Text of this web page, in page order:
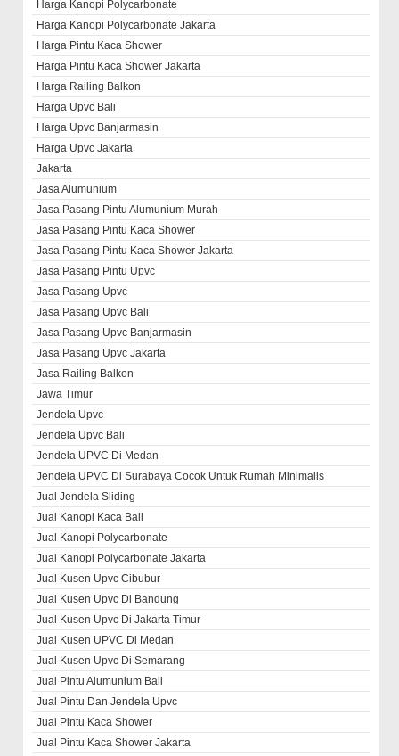
Harga Kanopi Polycarbonate
Harga Kanopi Polycarbonate Jakarta
Harga Pintu Kaca Shower
Harga Pintu Kaca Shower Jakarta
Harga Railing Balkon
Harga Upvc Bali
Harga Upvc Banjarmasin
Harga Upvc Jakarta
Jakarta
Jasa Alumunium
Jasa Pasang Pintu Alumunium Murah
Jasa Pasang Pintu Kaca Shower
Jasa Pasang Pintu Kaca Shower Jakarta
Jasa Pasang Pintu Upvc
Jasa Pasang Upvc
Jasa Pasang Upvc Bali
Jasa Pasang Upvc Banjarmasin
Jasa Pasang Upvc Jakarta
Jasa Railing Balkon
Jawa Timur
Jendela Upvc
Jendela Upvc Bali
Jendela UPVC Di Medan
Jendela UPVC Di Surabaya Cocok Untuk Rumah Minimalis
Jual Jendela Sliding
Jual Kanopi Kaca Bali
Jual Kanopi Polycarbonate
Jual Kanopi Polycarbonate Jakarta
Jual Kusen Upvc Cibubur
Jual Kusen Upvc Di Bandung
Jual Kusen Upvc Di Jakarta Timur
Jual Kusen UPVC Di Medan
Jual Kusen Upvc Di Semarang
Jual Pintu Alumunium Bali
Jual Pintu Dan Jendela Upvc
Jual Pintu Kaca Shower
Jual Pintu Kaca Shower Jakarta